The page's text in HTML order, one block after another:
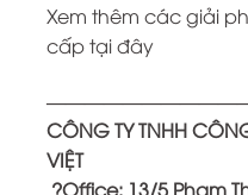
Xem thêm các giải
cấp tại đây
CÔNG TY TNHH
VIỆT
?Office: 13/5 Phạm